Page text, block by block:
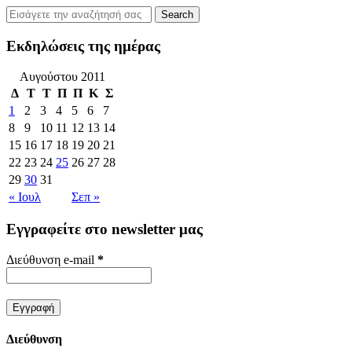
Εκδηλώσεις της ημέρας
Αυγούστου 2011
Δ Τ Τ Π Π Κ Σ
« Ιουλ Σεπ »
1 2 3 4 5 6
7
8
9 10 11 12 13 14
15 16 17 18 19 20 21
22 23 24 25 26 27 28
29 30 31
Εγγραφείτε στο newsletter μας
Διεύθυνση e-mail *
Διεύθυνση